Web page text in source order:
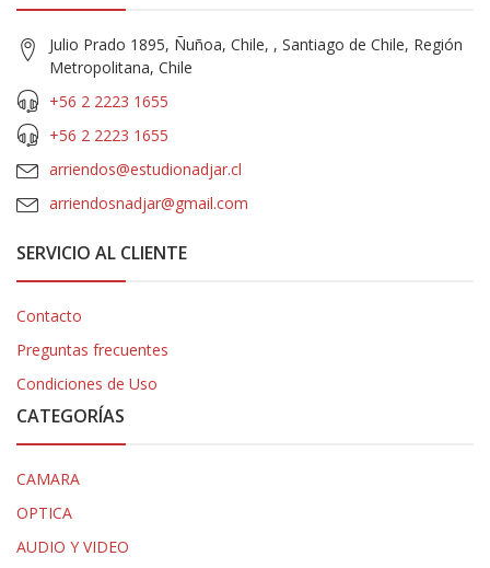
Julio Prado 1895, Ñuñoa, Chile, , Santiago de Chile, Región
Metropolitana, Chile
+56 2 2223 1655
+56 2 2223 1655
arriendos@estudionadjar.cl
arriendosnadjar@gmail.com
SERVICIO AL CLIENTE
Contacto
Preguntas frecuentes
Condiciones de Uso
CATEGORÍAS
CAMARA
OPTICA
AUDIO Y VIDEO